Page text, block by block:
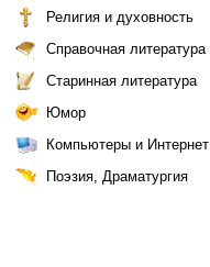
Религия и духовность
Справочная литература
Старинная литература
Юмор
Компьютеры и Интернет
Поэзия, Драматургия